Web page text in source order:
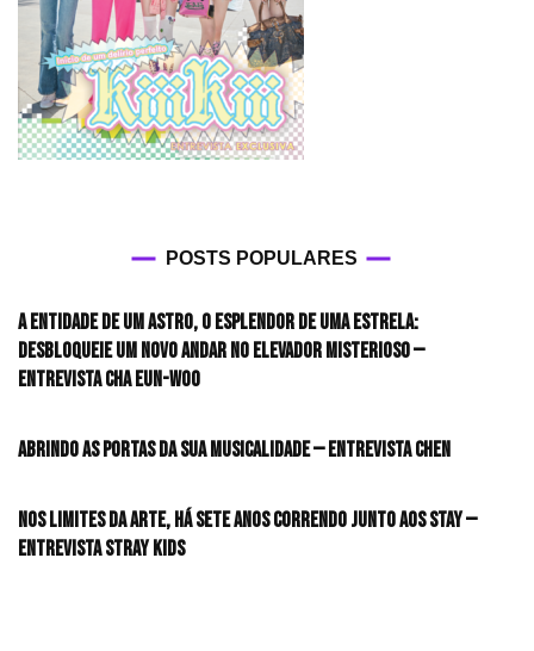
POSTS POPULARES
A entidade de um astro, o esplendor de uma estrela:
desbloqueie um novo andar no elevador misterioso —
Entrevista CHA EUN-WOO
Abrindo as portas da sua musicalidade — Entrevista CHEN
Nos limites da arte, há sete anos correndo junto aos STAY —
Entrevista Stray Kids